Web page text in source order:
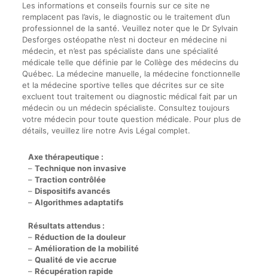
Les informations et conseils fournis sur ce site ne
remplacent pas l’avis, le diagnostic ou le traitement d’un
professionnel de la santé. Veuillez noter que le Dr Sylvain
Desforges ostéopathe n’est ni docteur en médecine ni
médecin, et n’est pas spécialiste dans une spécialité
médicale telle que définie par le Collège des médecins du
Québec. La médecine manuelle, la médecine fonctionnelle
et la médecine sportive telles que décrites sur ce site
excluent tout traitement ou diagnostic médical fait par un
médecin ou un médecin spécialiste. Consultez toujours
votre médecin pour toute question médicale. Pour plus de
détails, veuillez lire notre Avis Légal complet.
Axe thérapeutique :
– Technique non invasive
– Traction contrôlée
– Dispositifs avancés
– Algorithmes adaptatifs
Résultats attendus :
– Réduction de la douleur
– Amélioration de la mobilité
– Qualité de vie accrue
– Récupération rapide